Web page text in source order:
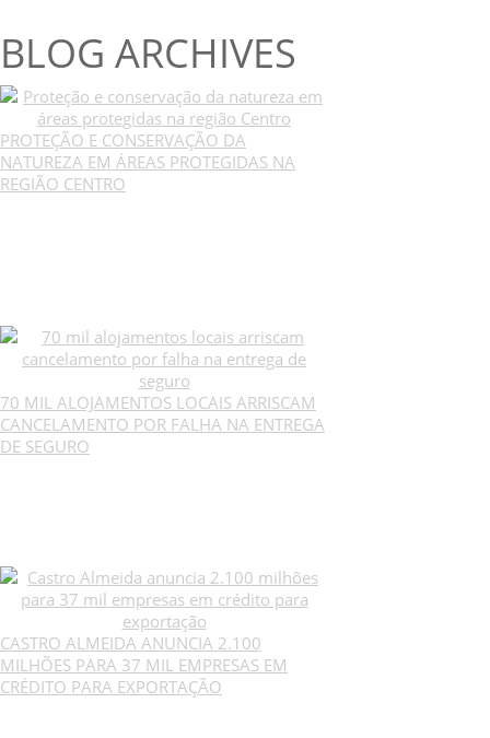
BLOG ARCHIVES
PROTEÇÃO E CONSERVAÇÃO DA
NATUREZA EM ÁREAS PROTEGIDAS NA
REGIÃO CENTRO
70 MIL ALOJAMENTOS LOCAIS ARRISCAM
CANCELAMENTO POR FALHA NA ENTREGA
DE SEGURO
CASTRO ALMEIDA ANUNCIA 2.100
MILHÕES PARA 37 MIL EMPRESAS EM
CRÉDITO PARA EXPORTAÇÃO